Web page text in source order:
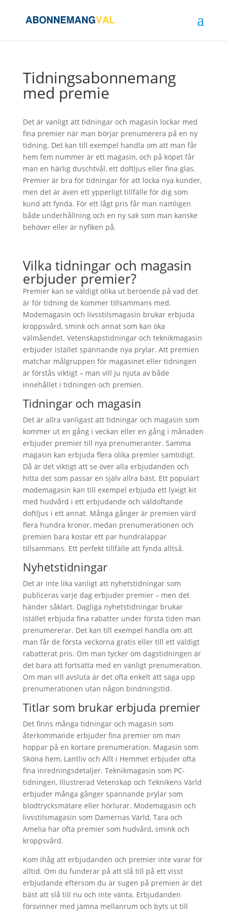
Tidningsabonnemang
med premie
Det är vanligt att tidningar och magasin lockar med
fina premier när man börjar prenumerera på en ny
tidning. Det kan till exempel handla om att man får
hem fem nummer är ett magasin, och på köpet får
man en härlig duschtvål, ett doftljus eller fina glas.
Premier är bra för tidningar för att locka nya kunder,
men det är även ett ypperligt tillfälle för dig som
kund att fynda. För ett lågt pris får man nämligen
både underhållning och en ny sak som man kanske
behöver eller är nyfiken på.
Vilka tidningar och magasin
erbjuder premier?
Premier kan se väldigt olika ut beroende på vad det
är för tidning de kommer tillsammans med.
Modemagasin och livsstilsmagasin brukar erbjuda
kroppsvård, smink och annat som kan öka
välmåendet. Vetenskapstidningar och teknikmagasin
erbjuder istället spännande nya prylar. Att premien
matchar målgruppen för magasinet eller tidningen
är förstås viktigt – man vill ju njuta av både
innehållet i tidningen och premien.
Tidningar och magasin
Det är allra vanligast att tidningar och magasin som
kommer ut en gång i veckan eller en gång i månaden
erbjuder premier till nya prenumeranter. Samma
magasin kan erbjuda flera olika premier samtidigt.
Då är det viktigt att se över alla erbjudanden och
hitta det som passar en själv allra bäst. Ett populärt
modemagasin kan till exempel erbjuda ett lyxigt kit
med hudvård i ett erbjudande och väldoftande
doftljus i ett annat. Många gånger är premien värd
flera hundra kronor, medan prenumerationen och
premien bara kostar ett par hundralappar
tillsammans. Ett perfekt tillfälle att fynda alltså.
Nyhetstidningar
Det är inte lika vanligt att nyhetstidningar som
publiceras varje dag erbjuder premier – men det
händer såklart. Dagliga nyhetstidningar brukar
istället erbjuda fina rabatter under första tiden man
prenumererar. Det kan till exempel handla om att
man får de första veckorna gratis eller till ett väldigt
rabatterat pris. Om man tycker om dagstidningen är
det bara att fortsätta med en vanligt prenumeration.
Om man vill avsluta är det ofta enkelt att säga upp
prenumerationen utan någon bindningstid.
Titlar som brukar erbjuda premier
Det finns många tidningar och magasin som
återkommande erbjuder fina premier om man
hoppar på en kortare prenumeration. Magasin som
Sköna hem, Lantliv och Allt i Hemmet erbjuder ofta
fina inredningsdetaljer. Teknikmagasin som PC-
tidningen, Illustrerad Vetenskap och Teknikens Värld
erbjuder många gånger spännande prylar som
blodtrycksmätare eller hörlurar. Modemagasin och
livsstilsmagasin som Damernas Värld, Tara och
Amelia har ofta premier som hudvård, smink och
kroppsvård.
Kom ihåg att erbjudanden och premier inte varar för
alltid. Om du funderar på att slå till på ett visst
erbjudande eftersom du är sugen på premien är det
bäst att slå till nu och inte vänta. Erbjudanden
försvinner med jämna mellanrum och byts ut till